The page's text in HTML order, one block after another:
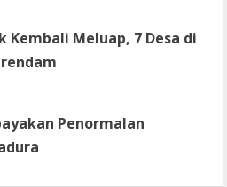
Kembali Meluap, 7 Desa di
Penormalan